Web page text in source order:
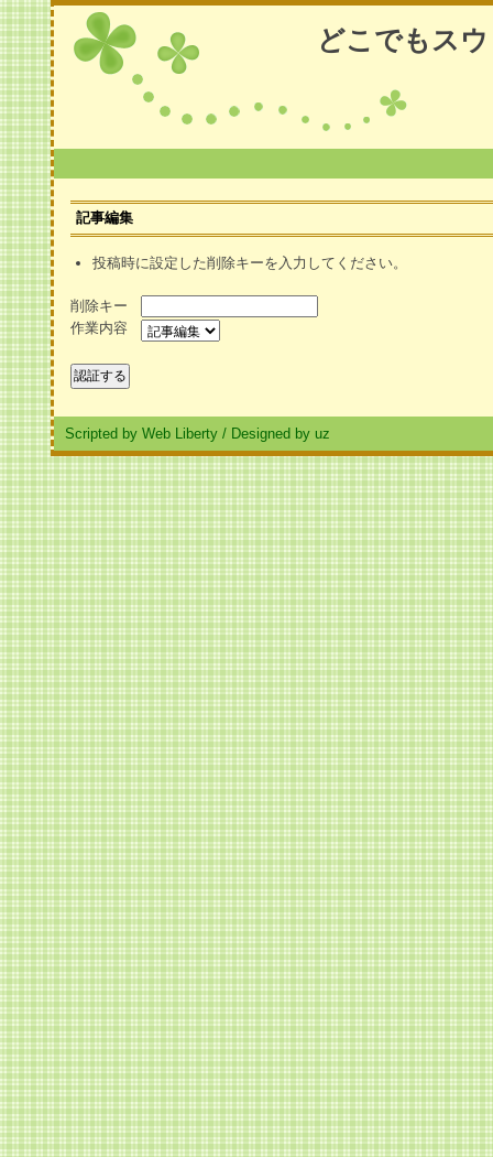
どこでもス
記事編集
投稿時に設定した削除キーを入力してください。
削除キー
作業内容
Scripted by Web Liberty / Designed by uz